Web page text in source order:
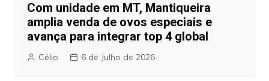
Com unidade em MT, Mantiqueira
amplia venda de ovos especiais e
avança para integrar top 4 global
Célio 6 de Julho de 2026